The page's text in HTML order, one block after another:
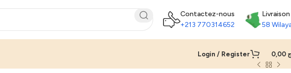
Contactez-nous
+213 770314652
Livraison
58
Login / Register